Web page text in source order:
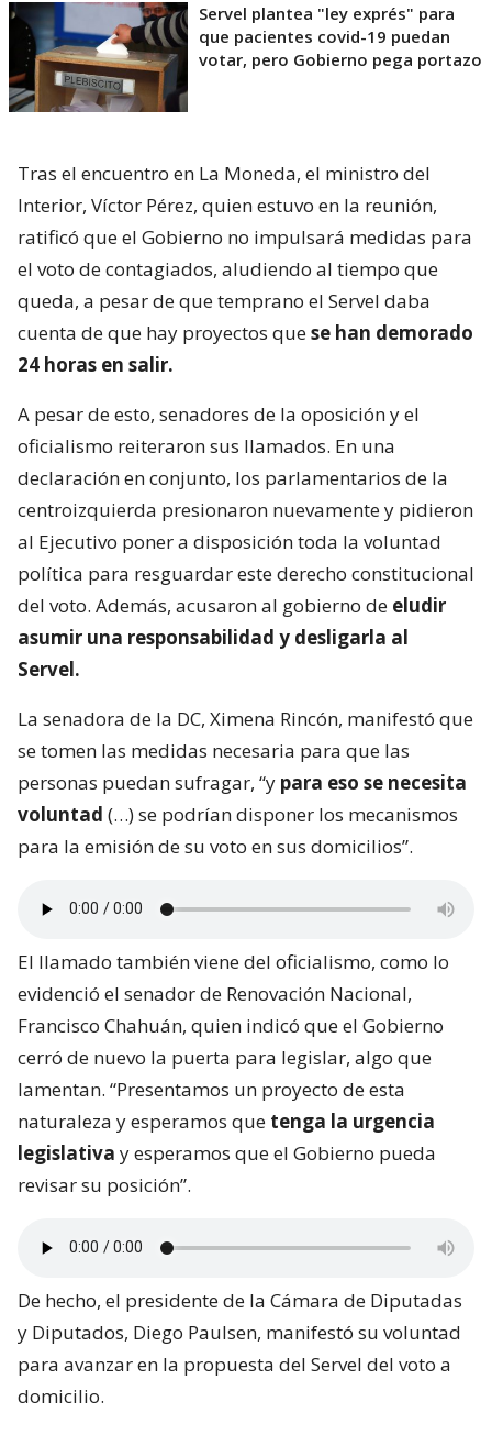
Servel plantea "ley exprés" para
que pacientes covid-19 puedan
votar, pero Gobierno pega portazo
Tras el encuentro en La Moneda, el ministro del
Interior, Víctor Pérez, quien estuvo en la reunión,
ratificó que el Gobierno no impulsará medidas para
el voto de contagiados, aludiendo al tiempo que
queda, a pesar de que temprano el Servel daba
cuenta de que hay proyectos quese han demorado
24 horas en salir.
A pesar de esto, senadores de la oposición y el
oficialismo reiteraron sus llamados. En una
declaración en conjunto, los parlamentarios de la
centroizquierda presionaron nuevamente y pidieron
al Ejecutivo poner a disposición toda la voluntad
política para resguardar este derecho constitucional
del voto. Además, acusaron al gobierno de eludir
asumir una responsabilidad y desligarla al
Servel.
La senadora de la DC, Ximena Rincón, manifestó que
se tomen las medidas necesaria para que las
personas puedan sufragar, “y para eso se necesita
voluntad (…) se podrían disponer los mecanismos
para la emisión de su voto en sus domicilios”.
El llamado también viene del oficialismo, como lo
evidenció el senador de Renovación Nacional,
Francisco Chahuán, quien indicó que el Gobierno
cerró de nuevo la puerta para legislar, algo que
lamentan. “Presentamos un proyecto de esta
naturaleza y esperamos que tenga la urgencia
legislativa y esperamos que el Gobierno pueda
revisar su posición”.
De hecho, el presidente de la Cámara de Diputadas
y Diputados, Diego Paulsen, manifestó su voluntad
para avanzar en la propuesta del Servel del voto a
domicilio.